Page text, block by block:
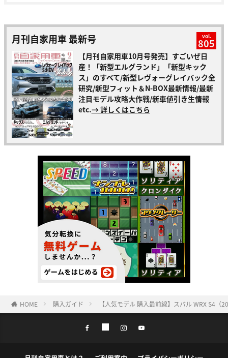
月刊自家用車 最新号 vol.
805
【月刊自家用車10月号発売】すごいぜ日
産！「新型エルグランド」「新型キック
ス」のすべて/新型レヴォーグレイバック全
研究/新型フィット＆N-BOX最新情報/最新
注目モデル攻略大作戦/新車値引き生情報
etc.→ 詳しくはこちら
HOME 購入ガイド 【人気モデル 購入最前線】スバル WRX S4（